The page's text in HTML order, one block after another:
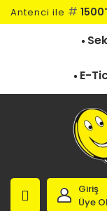
Antenci ile #
E-
Giriş
Üye Ol